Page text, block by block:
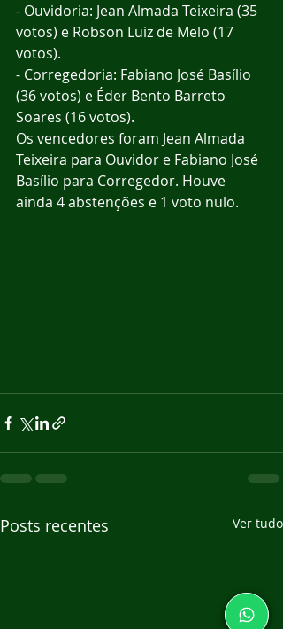
- Ouvidoria: Jean Almada Teixeira (35
votos) e Robson Luiz de Melo (17
votos).
- Corregedoria: Fabiano José Basílio
(36 votos) e Éder Bento Barreto
Soares (16 votos).
Os vencedores foram Jean Almada
Teixeira para Ouvidor e Fabiano José
Basílio para Corregedor. Houve
ainda 4 abstenções e 1 voto nulo.
Posts recentes Ver tudo